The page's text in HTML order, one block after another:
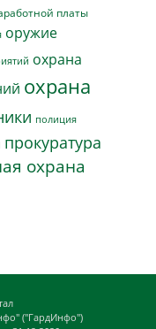
платы
оружие
охрана
охрана
полиция
прокуратура
охрана
("ГардИнфо")